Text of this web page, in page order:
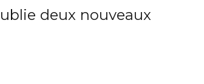
deux nouveaux